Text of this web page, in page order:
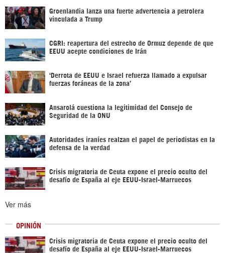
Groenlandia lanza una fuerte advertencia a petrolera
vinculada a Trump
CGRI: reapertura del estrecho de Ormuz depende de que
EEUU acepte condiciones de Irán
‘Derrota de EEUU e Israel refuerza llamado a expulsar
fuerzas foráneas de la zona’
Ansarolá cuestiona la legitimidad del Consejo de
Seguridad de la ONU
Autoridades iraníes realzan el papel de periodistas en la
defensa de la verdad
Crisis migratoria de Ceuta expone el precio oculto del
desafío de España al eje EEUU-Israel-Marruecos
Ver más
OPINIÓN
Crisis migratoria de Ceuta expone el precio oculto del
desafío de España al eje EEUU-Israel-Marruecos